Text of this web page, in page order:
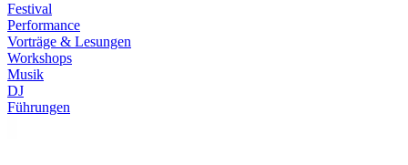
Festival
Performance
Vorträge & Lesungen
Workshops
Musik
DJ
Führungen